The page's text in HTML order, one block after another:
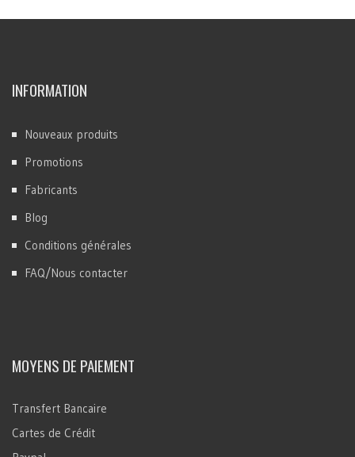
INFORMATION
Nouveaux produits
Promotions
Fabricants
Blog
Conditions générales
FAQ/Nous contacter
MOYENS DE PAIEMENT
Transfert Bancaire
Cartes de Crédit